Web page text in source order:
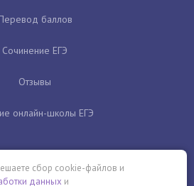
баллов
Сочинение ЕГЭ
Отзывы
онлайн-школы ЕГЭ
сбор cookie-файлов и
данных и